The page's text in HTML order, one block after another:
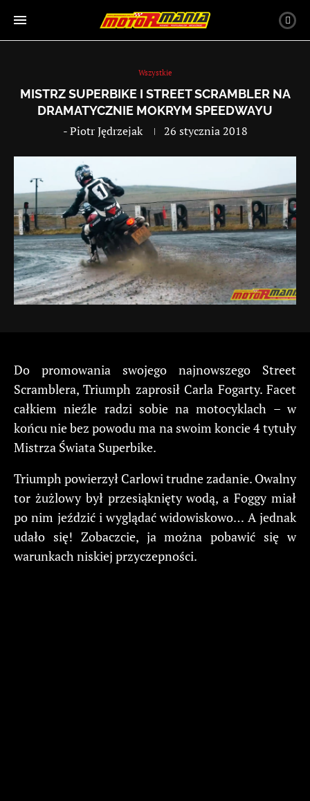
Wszystkie
MISTRZ SUPERBIKE I STREET SCRAMBLER NA
DRAMATYCZNIE MOKRYM SPEEDWAYU
-Piotr Jędrzejak 26 stycznia 2018
Do promowania swojego najnowszego Street
Scramblera, Triumph zaprosił Carla Fogarty. Facet
całkiem nieźle radzi sobie na motocyklach – w
końcu nie bez powodu ma na swoim koncie 4 tytuły
Mistrza Świata Superbike.
Triumph powierzył Carlowi trudne zadanie. Owalny
tor żużlowy był przesiąknięty wodą, a Foggy miał
po nim jeździć i wyglądać widowiskowo… A jednak
udało się! Zobaczcie, ja można pobawić się w
warunkach niskiej przyczepności.